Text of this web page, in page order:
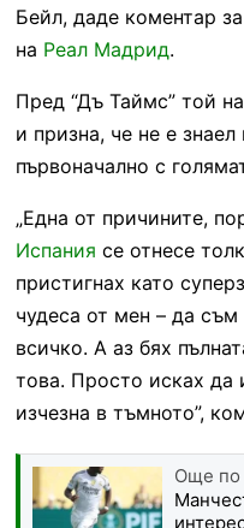
Бейл, даде коментар
на Реал Мадрид.
Пред “Дъ Таймс” той
и призна, че не е
първоначално с
„Една от причините,
Испания се отнесе
пристигнах като
чудеса от мен – да
всичко. А аз бях
това. Просто исках да
изчезна в тъмното”,
Още по